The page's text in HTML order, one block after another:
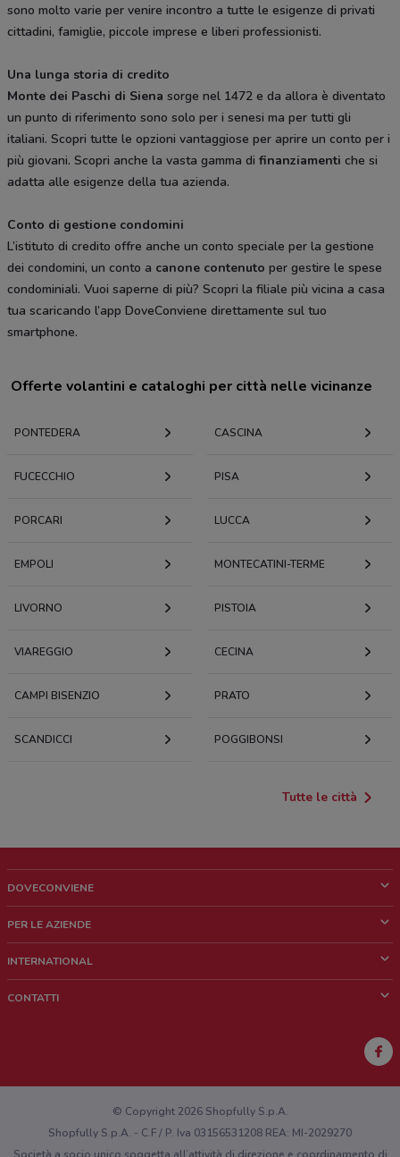
sono molto varie per venire incontro a tutte le esigenze di privati
cittadini, famiglie, piccole imprese e liberi professionisti.
Una lunga storia di credito
Monte dei Paschi di Siena sorge nel 1472 e da allora è diventato
un punto di riferimento sono solo per i senesi ma per tutti gli
italiani. Scopri tutte le opzioni vantaggiose per aprire un conto per i
più giovani. Scopri anche la vasta gamma di finanziamenti che si
adatta alle esigenze della tua azienda.
Conto di gestione condomini
L’istituto di credito offre anche un conto speciale per la gestione
dei condomini, un conto a canone contenuto per gestire le spese
condominiali. Vuoi saperne di più? Scopri la filiale più vicina a casa
tua scaricando l’app DoveConviene direttamente sul tuo
smartphone.
Offerte volantini e cataloghi per città nelle vicinanze
PONTEDERA CASCINA
FUCECCHIO PISA
PORCARI LUCCA
EMPOLI MONTECATINI-TERME
LIVORNO PISTOIA
VIAREGGIO CECINA
CAMPI BISENZIO PRATO
SCANDICCI POGGIBONSI
Tutte le città
DOVECONVIENE
Chi siamo
Lavora con noi
PER LE AZIENDE
Richieste commerciali e marketing
INTERNATIONAL
CONTATTI
Hai un malfunzionamento sul web o sull'app?
© Copyright 2026 Shopfully S.p.A.
Shopfully S.p.A. - C.F / P. Iva 03156531208 REA: MI-2029270